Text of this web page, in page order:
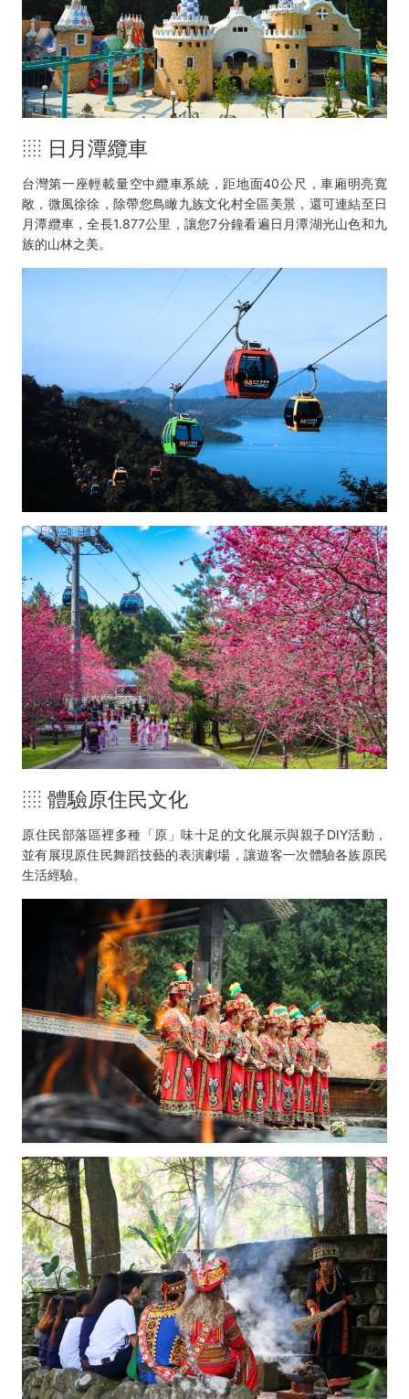
░ 日月潭纜車
台灣第一座輕載量空中纜車系統，距地面40公尺，車廂明亮寬
敞，微風徐徐，除帶您鳥瞰九族文化村全區美景，還可連結至日
月潭纜車，全長1.877公里，讓您7分鐘看遍日月潭湖光山色和九
族的山林之美。
░ 體驗原住民文化
原住民部落區裡多種「原」味十足的文化展示與親子DIY活動，
並有展現原住民舞蹈技藝的表演劇場，讓遊客一次體驗各族原民
生活經驗。